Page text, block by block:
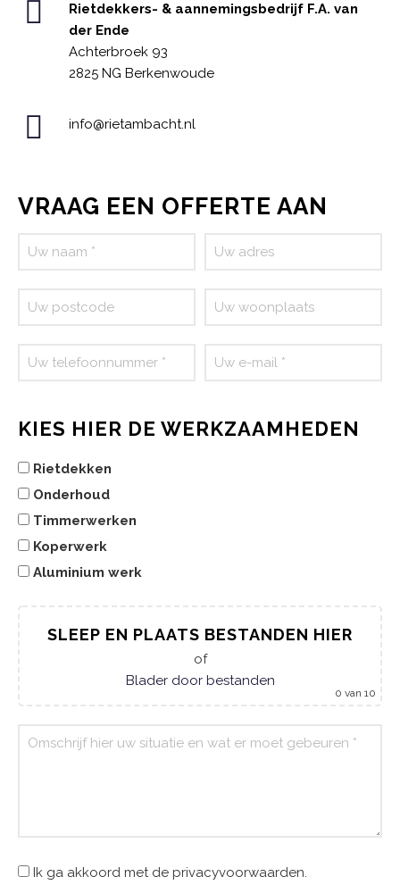
Rietdekkers- & aannemingsbedrijf F.A. van
der Ende
Achterbroek 93
2825 NG Berkenwoude
info@rietambacht.nl
VRAAG EEN OFFERTE AAN
KIES HIER DE WERKZAAMHEDEN
Rietdekken
Onderhoud
Timmerwerken
Koperwerk
Aluminium werk
SLEEP EN PLAATS BESTANDEN HIER
of
Blader door bestanden
0 van 10
Ik ga akkoord met de privacyvoorwaarden.